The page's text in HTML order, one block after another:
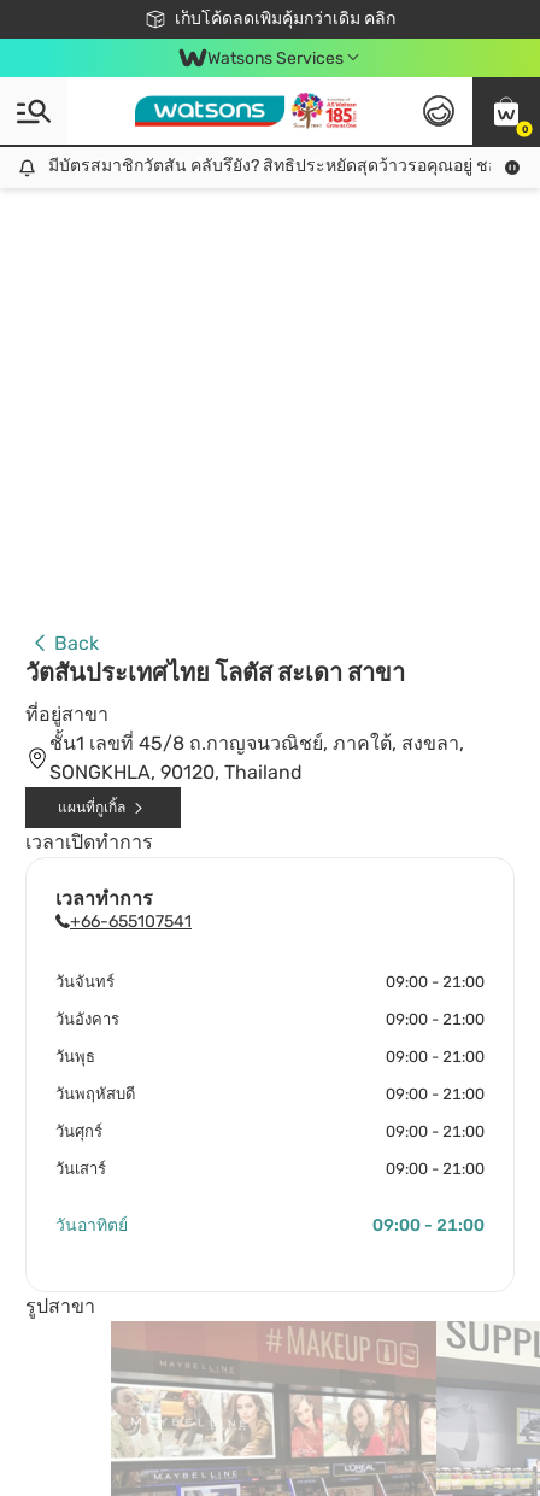
เก็บโค้ดลดเพิ่มคุ้มกว่าเดิม คลิก
ชอปออนไลน์ครั้งแรก ลดเพิ่มจุก ๆ 10%! 🎉
📦ส่งฟรี! เมื่อชอป 499฿
สมาชิกวัตสัน คลับดียังไง?
Watsons Services
0
มีบัตรสมาชิกวัตสัน คลับรึยัง? สิทธิประหยัดสุดว้าวรอคุณอยู่ ชอปคุ้มกว่าเดิม คลิก!
มีบัตรสมาชิกวัตสัน คลับรึยัง? สิทธิประหยัดสุดว้าวรอคุณอยู่ ชอปคุ้มก
Back
วัตสันประเทศไทย โลตัส สะเดา สาขา
ที่อยู่สาขา
ชั้น1 เลขที่ 45/8 ถ.กาญจนวณิชย์, ภาคใต้, สงขลา,
SONGKHLA, 90120, Thailand
แผนที่กูเกิ้ล
เวลาเปิดทำการ
เวลาทำการ
+66-655107541
วันจันทร์ 09:00 - 21:00
วันอังคาร 09:00 - 21:00
วันพุธ 09:00 - 21:00
วันพฤหัสบดี 09:00 - 21:00
วันศุกร์ 09:00 - 21:00
วันเสาร์ 09:00 - 21:00
วันอาทิตย์ 09:00 - 21:00
รูปสาขา